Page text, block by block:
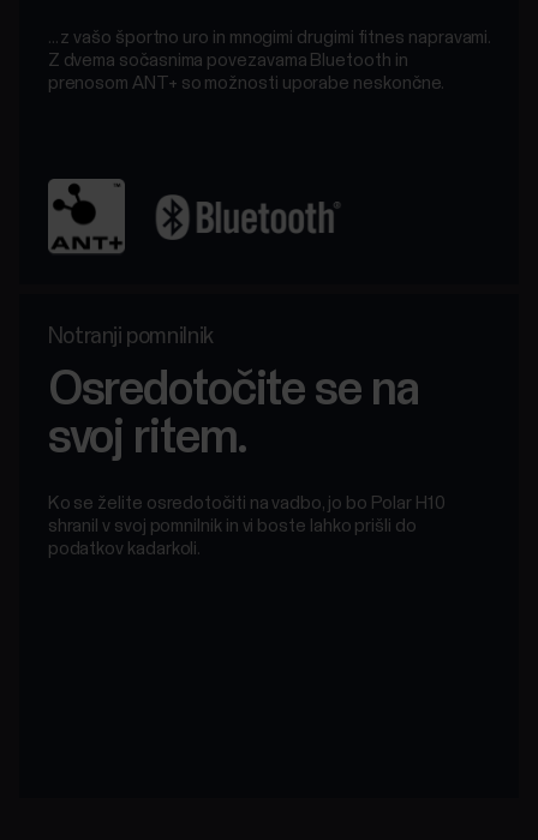
... z vašo športno uro in mnogimi drugimi fitnes napravami.
Z dvema sočasnima povezavama Bluetooth in
prenosom ANT+ so možnosti uporabe neskončne.
Notranji pomnilnik
Osredotočite se na
svoj ritem.
Ko se želite osredotočiti na vadbo, jo bo Polar H10
shranil v svoj pomnilnik in vi boste lahko prišli do
podatkov kadarkoli.